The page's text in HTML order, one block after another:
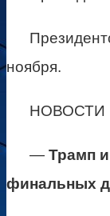
ноября.
НОВОСТИ
— Трамп
финальных